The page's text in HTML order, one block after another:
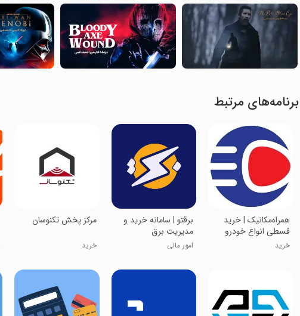
برنامه‌های مرتبط
‏همراه‌مکانیک | ‏خرید
قسطی انواع خودرو
خرید
‏‏‏‏برقتو | سامانه خرید و
مدیریت برق
امور مالی
مرکز پخش تکنوسان
خرید